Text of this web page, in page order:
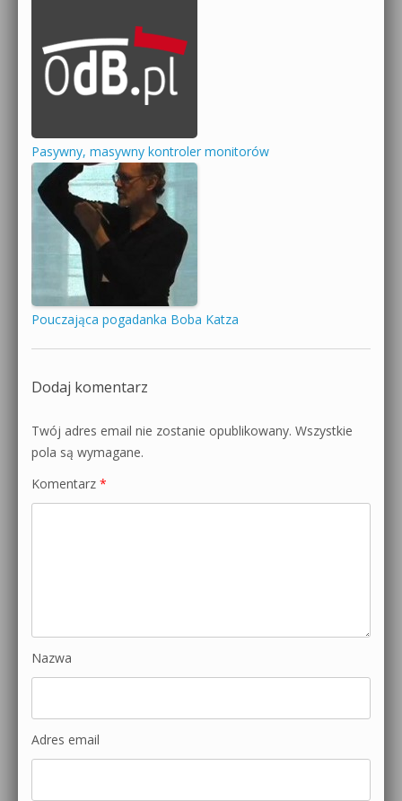
Pasywny, masywny kontroler monitorów
Pouczająca pogadanka Boba Katza
Dodaj komentarz
Twój adres email nie zostanie opublikowany. Wszystkie
pola są wymagane.
Komentarz *
Nazwa
Adres email